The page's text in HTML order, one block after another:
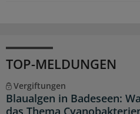
TOP-MELDUNGEN
Vergiftungen
Blaualgen in Badeseen:
das Thema